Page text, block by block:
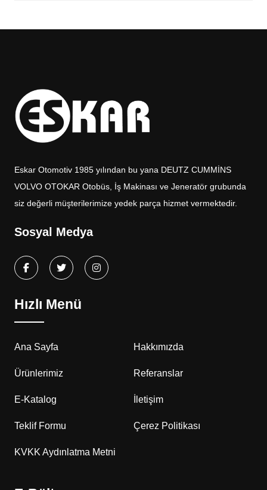
Eskar Otomotiv 1985 yılından bu yana DEUTZ CUMMİNS
VOLVO OTOKAR Otobüs, İş Makinası ve Jeneratör grubunda
siz değerli müşterilerimize yedek parça hizmet vermektedir.
Sosyal Medya
Hızlı Menü
Ana Sayfa Hakkımızda
Ürünlerimiz Referanslar
E-Katalog İletişim
Teklif Formu Çerez Politikası
KVKK Aydınlatma Metni